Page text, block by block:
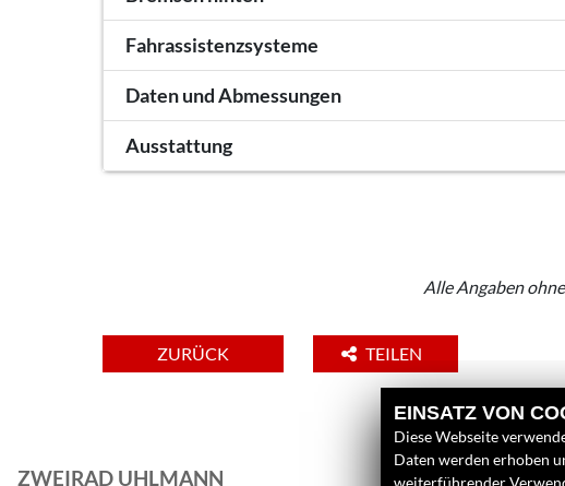
Fahrassistenzsysteme
Daten und Abmessungen
Ausstattung
Alle Angaben
ZURÜCK TEILEN
ZWEIRAD UHLMANN LINKS
EINSATZ VON
Diese Webseite
Daten werden erhoben
weiterführender